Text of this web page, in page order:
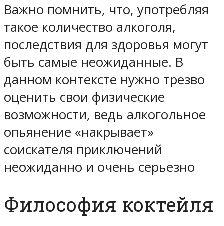
Важно помнить, что, употребляя
такое количество алкоголя,
последствия для здоровья могут
быть самые неожиданные. В
данном контексте нужно трезво
оценить свои физические
возможности, ведь алкогольное
опьянение «накрывает»
соискателя приключений
неожиданно и очень серьезно
Философия коктейля